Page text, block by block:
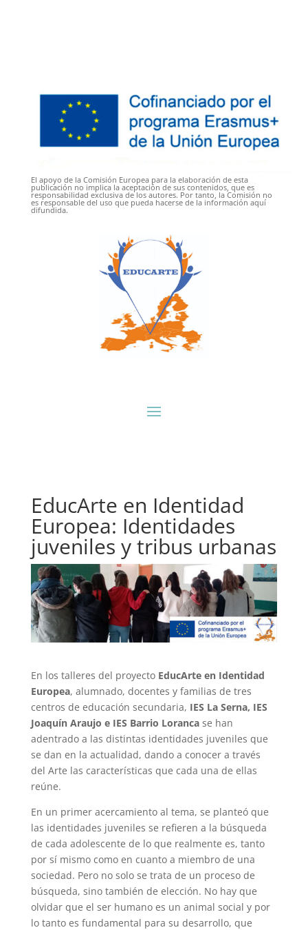
El apoyo de la Comisión Europea para la elaboración de esta
publicación no implica la aceptación de sus contenidos, que es
responsabilidad exclusiva de los autores. Por tanto, la Comisión no
es responsable del uso que pueda hacerse de la información aquí
difundida.
EducArte en Identidad
Europea: Identidades
juveniles y tribus urbanas
En los talleres del proyecto EducArte en Identidad
Europea, alumnado, docentes y familias de tres
centros de educación secundaria, IES La Serna, IES
Joaquín Araujo e IES Barrio Lorancase han
adentrado a las distintas identidades juveniles que
se dan en la actualidad, dando a conocer a través
del Arte las características que cada una de ellas
reúne.
En un primer acercamiento al tema, se planteó que
las identidades juveniles se refieren a la búsqueda
de cada adolescente de lo que realmente es, tanto
por sí mismo como en cuanto a miembro de una
sociedad. Pero no solo se trata de un proceso de
búsqueda, sino también de elección. No hay que
olvidar que el ser humano es un animal social y por
lo tanto es fundamental para su desarrollo, que